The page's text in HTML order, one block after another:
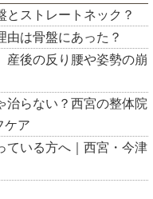
とストレートネック？
由は骨盤にあった？
産後の反り腰や姿勢の崩
治らない？西宮の整体院
ケア
ている方へ｜西宮・今津